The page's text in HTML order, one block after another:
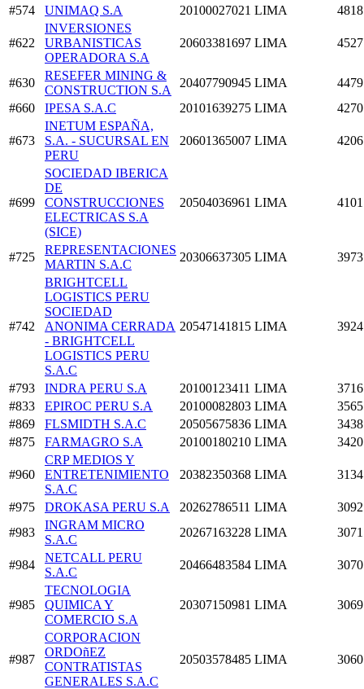
#574 UNIMAQ S.A 20100027021 LIMA
#622
INVERSIONES
URBANISTICAS
OPERADORA S.A
20603381697 LIMA
#630
RESEFER MINING &
CONSTRUCTION S.A
20407790945 LIMA
#660
IPESA S.A.C 20101639275 LIMA
#673
INETUM ESPAÑA,
S.A. - SUCURSAL EN
PERU
20601365007 LIMA
#699
SOCIEDAD IBERICA
DE
CONSTRUCCIONES
ELECTRICAS S.A
(SICE)
20504036961 LIMA
#725
REPRESENTACIONES
MARTIN S.A.C
20306637305 LIMA
#742
BRIGHTCELL
LOGISTICS PERU
SOCIEDAD
ANONIMA CERRADA
- BRIGHTCELL
LOGISTICS PERU
S.A.C
20547141815 LIMA
#793 INDRA PERU S.A 20100123411 LIMA
#833
EPIROC PERU S.A 20100082803 LIMA
#869
FLSMIDTH S.A.C 20505675836 LIMA
#875
FARMAGRO S.A 20100180210 LIMA
#960
CRP MEDIOS Y
ENTRETENIMIENTO
S.A.C
20382350368 LIMA
#975 DROKASA PERU S.A 20262786511 LIMA
#983
INGRAM MICRO
S.A.C
20267163228 LIMA
#984
NETCALL PERU
S.A.C
20466483584 LIMA
#985
TECNOLOGIA
QUIMICA Y
COMERCIO S.A
20307150981 LIMA
#987
CORPORACION
ORDOñEZ
CONTRATISTAS
GENERALES S.A.C
20503578485 LIMA